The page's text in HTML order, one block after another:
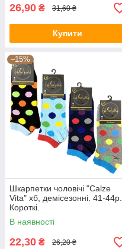
26,90 ₴ 31,60 ₴
Купити
–15%
Шкарпетки чоловічі "Calze
Vita" хб, демісезонні. 41-44р.
Короткі.
В наявності
22,30 ₴ 26,20 ₴